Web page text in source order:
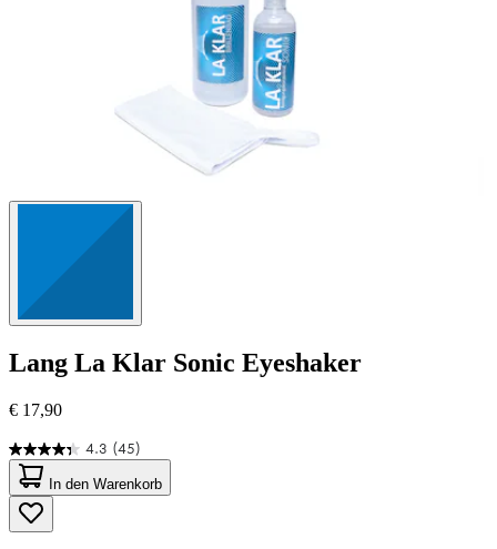
Lang La Klar Sonic Eyeshaker
€ 17,90
4.3 (45)
4.3
von
5
Sternen.
45
In den Warenkorb